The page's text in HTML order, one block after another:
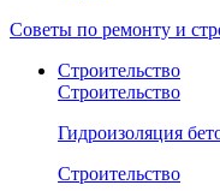
Советы по ремонту и
Строительство
Строительство
Гидроизоляция
Строительство